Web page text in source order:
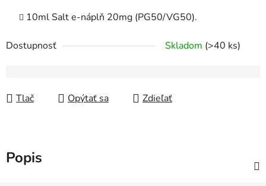
10ml Salt e-náplň 20mg (PG50/VG50).
Dostupnosť Skladom (>40 ks)
Tlač Opýtať sa Zdieľať
Popis